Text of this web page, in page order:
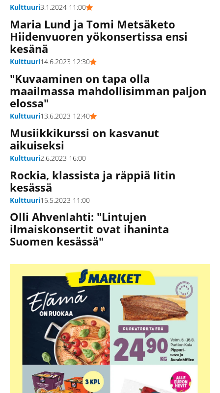
Kulttuuri3.1.2024 11:00
Maria Lund ja Tomi Metsäketo
Hiidenvuoren yökonsertissa ensi
kesänä
Kulttuuri14.6.2023 12:30
"Kuvaaminen on tapa olla
maailmassa mahdollisimman paljon
elossa"
Kulttuuri13.6.2023 12:40
Musiikkikurssi on kasvanut
aikuiseksi
Kulttuuri2.6.2023 16:00
Rockia, klassista ja räppiä Iitin
kesässä
Kulttuuri15.5.2023 11:00
Olli Ahvenlahti: "Lintujen
ilmaiskonsertit ovat ihaninta
Suomen kesässä"